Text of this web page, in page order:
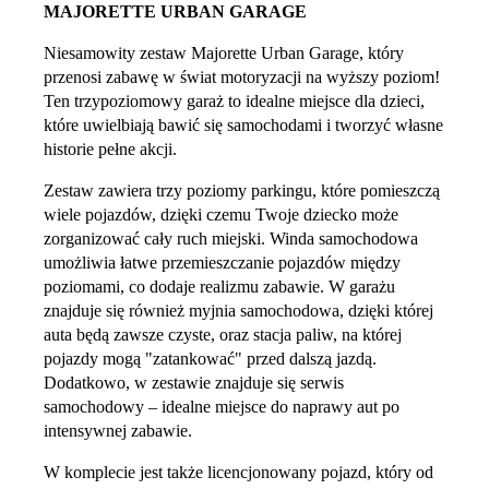
MAJORETTE URBAN GARAGE
Niesamowity zestaw Majorette Urban Garage, który
przenosi zabawę w świat motoryzacji na wyższy poziom!
Ten trzypoziomowy garaż to idealne miejsce dla dzieci,
które uwielbiają bawić się samochodami i tworzyć własne
historie pełne akcji.
Zestaw zawiera trzy poziomy parkingu, które pomieszczą
wiele pojazdów, dzięki czemu Twoje dziecko może
zorganizować cały ruch miejski. Winda samochodowa
umożliwia łatwe przemieszczanie pojazdów między
poziomami, co dodaje realizmu zabawie. W garażu
znajduje się również myjnia samochodowa, dzięki której
auta będą zawsze czyste, oraz stacja paliw, na której
pojazdy mogą "zatankować" przed dalszą jazdą.
Dodatkowo, w zestawie znajduje się serwis
samochodowy – idealne miejsce do naprawy aut po
intensywnej zabawie.
W komplecie jest także licencjonowany pojazd, który od